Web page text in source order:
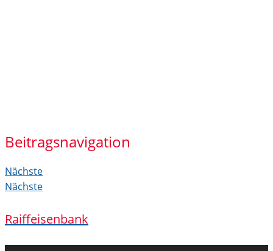
Beitragsnavigation
Nächste
Nächste
Raiffeisenbank